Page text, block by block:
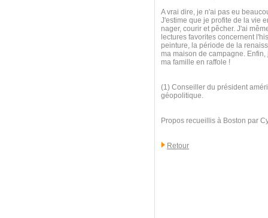
A vrai dire, je n'ai pas eu
J'estime que je profite de la vie
nager, courir et pêcher. J'ai
lectures favorites concernent
peinture, la période de la
ma maison de campagne.
ma famille en raffole !
(1) Conseiller du président
géopolitique.
Propos recueillis à Boston par
Retour